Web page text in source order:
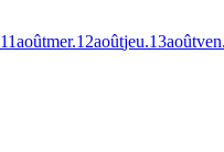
11aoûtmer.12aoûtjeu.13août